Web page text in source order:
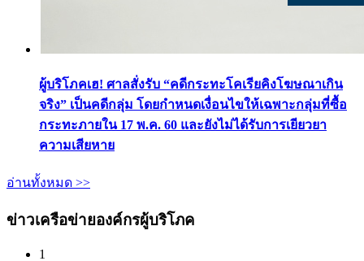
ผู้บริโภคเฮ! ศาลสั่งรับ “คดีกระทะโคเรียคิงโฆษณาเกิน
จริง” เป็นคดีกลุ่ม โดยกำหนดเงื่อนไขให้เฉพาะกลุ่มที่ซื้อ
กระทะภายใน 17 พ.ค. 60 และยังไม่ได้รับการเยียวยา
ความเสียหาย
อ่านทั้งหมด >>
ข่าวเครือข่ายองค์กรผู้บริโภค
1